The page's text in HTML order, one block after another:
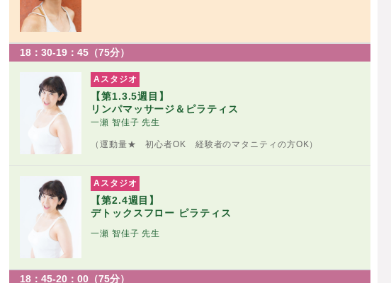
18：30-19：45（75分）
Aスタジオ
【第1.3.5週目】
リンパマッサージ＆ピラティス
一瀬 智佳子 先生
（運動量★ 初心者OK 経験者のマタニティの方OK）
Aスタジオ
【第2.4週目】
デトックスフロー ピラティス
一瀬 智佳子 先生
18：45-20：00（75分）